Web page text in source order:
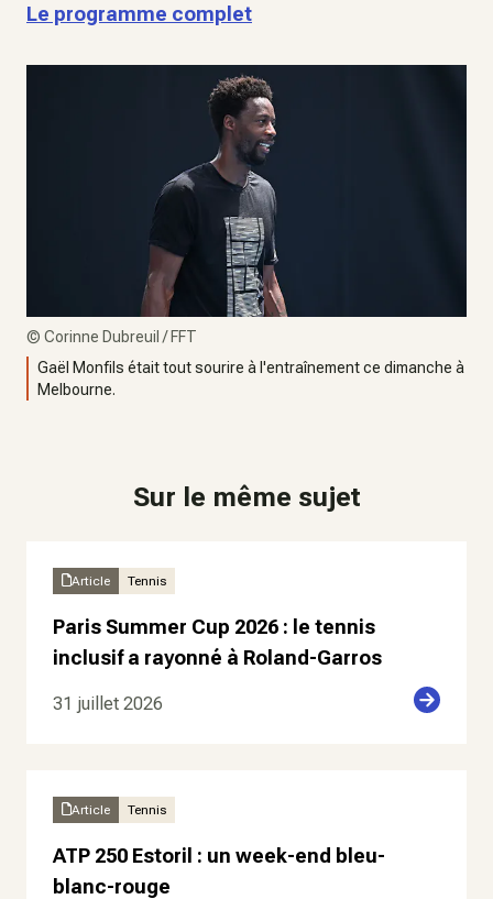
Le programme complet
© Corinne Dubreuil / FFT
Gaël Monfils était tout sourire à l'entraînement ce dimanche à
Melbourne.
Sur le même sujet
Article Tennis
Paris Summer Cup 2026 : le tennis
inclusif a rayonné à Roland-Garros
31 juillet 2026
Article Tennis
ATP 250 Estoril : un week-end bleu-
blanc-rouge